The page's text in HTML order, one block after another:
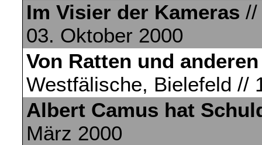
Im Visier der Kameras //
03. Oktober 2000
Von Ratten und
Westfälische, Bielefeld //
Albert Camus hat
März 2000